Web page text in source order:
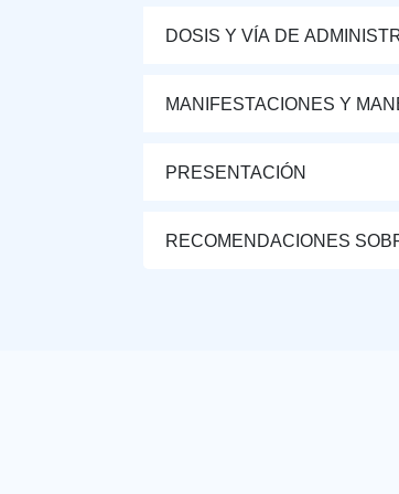
DOSIS Y VÍA DE
MANIFESTACIONES Y
PRESENTACIÓN
RECOMENDACIONES